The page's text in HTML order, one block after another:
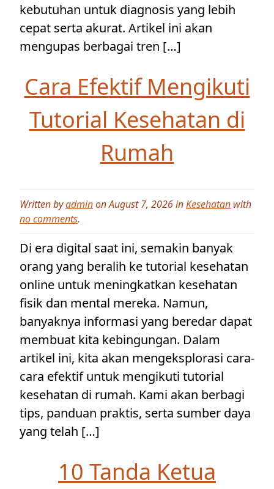
kebutuhan untuk diagnosis yang lebih
cepat serta akurat. Artikel ini akan
mengupas berbagai tren […]
Cara Efektif Mengikuti
Tutorial Kesehatan di
Rumah
Written byadminon August 7, 2026 inKesehatan with
no comments.
Di era digital saat ini, semakin banyak
orang yang beralih ke tutorial kesehatan
online untuk meningkatkan kesehatan
fisik dan mental mereka. Namun,
banyaknya informasi yang beredar dapat
membuat kita kebingungan. Dalam
artikel ini, kita akan mengeksplorasi cara-
cara efektif untuk mengikuti tutorial
kesehatan di rumah. Kami akan berbagi
tips, panduan praktis, serta sumber daya
yang telah […]
10 Tanda Ketua